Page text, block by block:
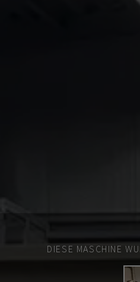
DIESE MASCHINE